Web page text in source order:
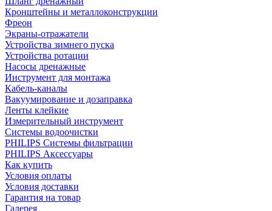
Кронштейны и металлоконструкции
Фреон
Экраны-отражатели
Устройства зимнего пуска
Устройства ротации
Насосы дренажные
Инструмент для монтажа
Кабель-каналы
Вакуумирование и дозаправка
Ленты клейкие
Измерительный инструмент
Системы водоочистки
PHILIPS Системы фильтрации
PHILIPS Аксессуары
Как купить
Условия оплаты
Условия доставки
Гарантия на товар
Галерея